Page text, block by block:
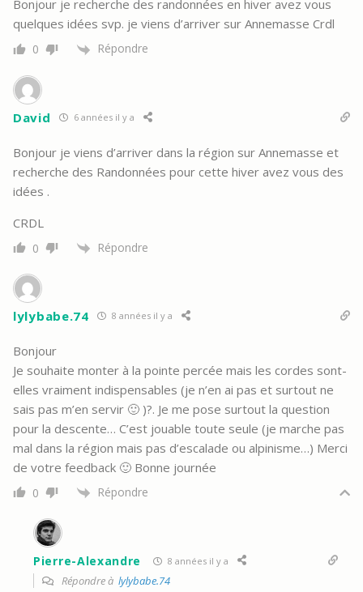
Bonjour je recherche des randonnées en hiver avez vous
quelques idées svp. je viens d’arriver sur Annemasse Crdl
0 Répondre
David 6 années il y a
Bonjour je viens d’arriver dans la région sur Annemasse et
recherche des Randonnées pour cette hiver avez vous des
idées .
CRDL
0 Répondre
lylybabe.74 8 années il y a
Bonjour
Je souhaite monter à la pointe percée mais les cordes sont-
elles vraiment indispensables (je n’en ai pas et surtout ne
sais pas m’en servir 🙂 )?. Je me pose surtout la question
pour la descente… C’est jouable toute seule (je marche pas
mal dans la région mais pas d’escalade ou alpinisme…) Merci
de votre feedback 🙂 Bonne journée
0 Répondre
Pierre-Alexandre 8 années il y a
Répondre à lylybabe.74